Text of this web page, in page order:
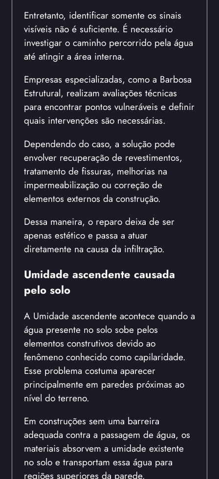
Entretanto, identificar somente os sinais
visíveis não é suficiente. É necessário
investigar o caminho percorrido pela água
até atingir a área interna.
Empresas especializadas, como a Barbosa
Estrutural, realizam avaliações técnicas
para encontrar pontos vulneráveis e definir
quais intervenções são necessárias.
Dependendo do caso, a solução pode
envolver recuperação de revestimentos,
tratamento de fissuras, melhorias na
impermeabilização ou correção de
elementos externos da construção.
Dessa maneira, o reparo deixa de ser
apenas estético e passa a atuar
diretamente na causa da infiltração.
Umidade ascendente causada
pelo solo
A Umidade ascendente acontece quando a
água presente no solo sobe pelos
elementos construtivos devido ao
fenômeno conhecido como capilaridade.
Esse problema costuma aparecer
principalmente em paredes próximas ao
nível do terreno.
Em construções sem uma barreira
adequada contra a passagem de água, os
materiais absorvem a umidade existente
no solo e transportam essa água para
regiões superiores da parede.